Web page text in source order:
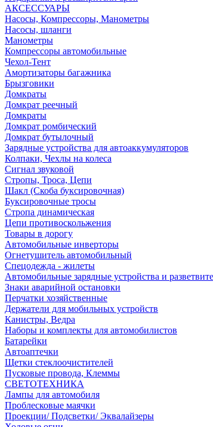
АКСЕССУАРЫ
Насосы, Компрессоры, Манометры
Насосы, шланги
Манометры
Компрессоры автомобильные
Чехол-Тент
Амортизаторы багажника
Брызговики
Домкраты
Домкрат реечный
Домкраты
Домкрат ромбический
Домкрат бутылочный
Зарядные устройства для автоаккумуляторов
Колпаки, Чехлы на колеса
Сигнал звуковой
Стропы, Троса, Цепи
Шакл (Скоба буксировочная)
Буксировочные тросы
Стропа динамическая
Цепи противоскольжения
Товары в дорогу
Автомобильные инверторы
Огнетушитель автомобильный
Спецодежда - жилеты
Автомобильные зарядные устройства и
Знаки аварийной остановки
Перчатки хозяйственные
Держатели для мобильных устройств
Канистры, Ведра
Наборы и комплекты для автомобилистов
Батарейки
Автоаптечки
Щетки стеклоочистителей
Пусковые провода, Клеммы
СВЕТОТЕХНИКА
Лампы для автомобиля
Проблесковые маячки
Проекции/ Подсветки/ Эквалайзеры